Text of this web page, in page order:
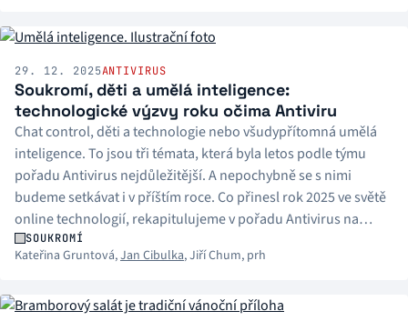
29. 12. 2025ANTIVIRUS
Soukromí, děti a umělá inteligence:
technologické výzvy roku očima Antiviru
Chat control, děti a technologie nebo všudypřítomná umělá
inteligence. To jsou tři témata, která byla letos podle týmu
pořadu Antivirus nejdůležitější. A nepochybně se s nimi
budeme setkávat i v příštím roce. Co přinesl rok 2025 ve světě
online technologií, rekapitulujeme v pořadu Antivirus na
Radiožurnálu s redaktory Kateřinou Gruntovou a Janem
Cibulkou.
SOUKROMÍ
Kateřina Gruntová,Jan Cibulka,Jiří Chum, prh